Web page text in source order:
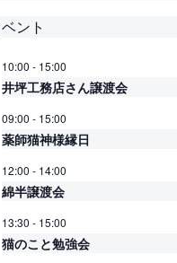
ント
10:00 - 15:00
井坪工務店さん譲渡会
09:00 - 15:00
薬師猫神様縁日
12:00 - 14:00
綿半譲渡会
13:30 - 15:00
猫のこと勉強会